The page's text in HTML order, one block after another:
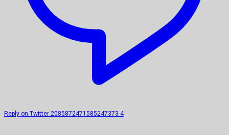
Reply on Twitter 2085872471585247373 4